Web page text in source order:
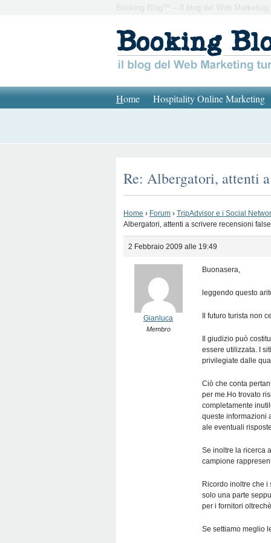
Booking Blog™ – Il blog del Web Marketing
Home Hospitality Online Marketing
Re: Albergatori, attenti
Home › Forum › TripAdvisor e i Social
Albergatori, attenti a scrivere recensioni
2 Febbraio 2009 alle 19:49
Gianluca
Membro
Buonasera,
leggendo questo
Il futuro turista non
Il giudizio può
essere utilizzata. I
privilegiate dalle
Ciò che conta
per me.Ho trovato
completamente
queste informazioni
ale eventuali
Se inoltre la ricerca
campione
Ricordo inoltre che
solo una parte
per i fornitori
Se settiamo meglio